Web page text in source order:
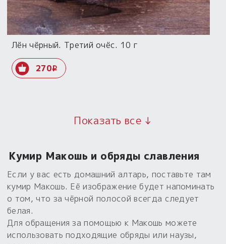
Лён чёрный. Третий очёс. 10 г
270i
Показать все ↓
Кумир Макошь и обряды славления
Если у вас есть домашний алтарь, поставьте там
кумир Макошь. Её изображение будет напоминать
о том, что за чёрной полосой всегда следует
белая.
Для обращения за помощью к Макошь можете
использовать подходящие обряды или наузы,